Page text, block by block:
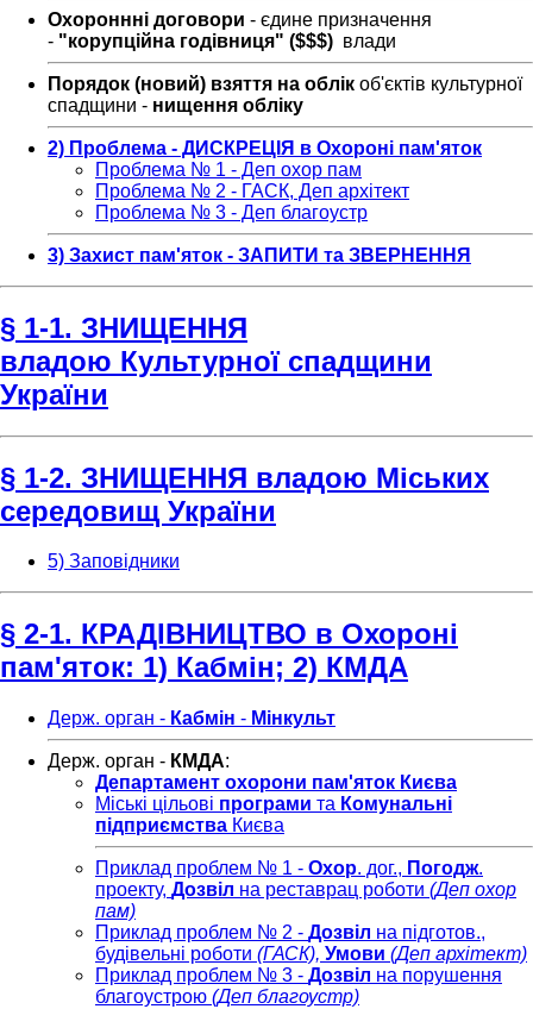
Охороннні договори - єдине призначення
- "корупційна годівниця" ($$$) влади
Порядок (новий) взяття на облік об'єктів культурної
спадщини - нищення обліку
2) Проблема - ДИСКРЕЦІЯ в Охороні пам'яток
Проблема № 1 - Деп охор пам
Проблема № 2 - ГАСК, Деп архітект
Проблема № 3 - Деп благоустр
3) Захист пам'яток - ЗАПИТИ та ЗВЕРНЕННЯ
§ 1-1. ЗНИЩЕННЯ
владою Культурної спадщини
України
§ 1-2. ЗНИЩЕННЯ владою Міських
середовищ України
5) Заповідники
§ 2-1. КРАДІВНИЦТВО в Охороні
пам'яток: 1) Кабмін; 2) КМДА
Держ. орган - Кабмін - Мінкульт
Держ. орган - КМДА:
Департамент охорони пам'яток Києва
Міські цільові програми та Комунальні
підприємства Києва
Приклад проблем № 1 - Охор. дог., Погодж.
проекту, Дозвіл на реставрац роботи (Деп охор
пам)
Приклад проблем № 2 - Дозвіл на підготов.,
будівельні роботи (ГАСК), Умови (Деп архітект)
Приклад проблем № 3 - Дозвіл на порушення
благоустрою (Деп благоустр)